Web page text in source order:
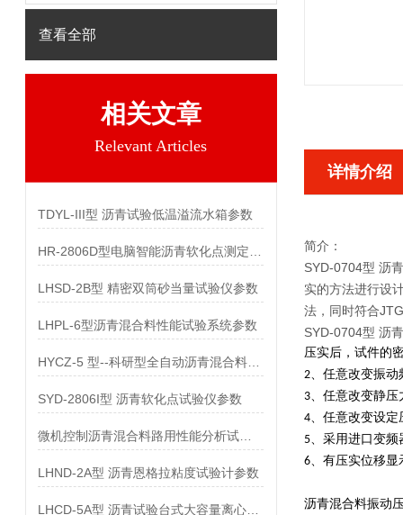
查看全部
相关文章
Relevant Articles
TDYL-III型 沥青试验低温溢流水箱参数
LHSD-2B型 精密双筒砂当量试验仪参数
LHPL-6型沥青混合料性能试验系统参数
SYD-2806I型 沥青软化点试验仪参数
LHND-2A型 沥青恩格拉粘度试验计参数
详情介绍
简介：
SYD-0704型 沥
实的方法进行设
法，同时符合
SYD-0704型 沥
压实后，试件的
2、任意改变振动
3、任意改变静压
4、任意改变设定
5、采用进口变
6、有压实位移显
沥青混合料振动